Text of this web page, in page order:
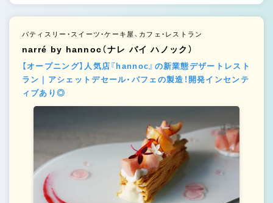
パティスリー・スイーツ・ケーキ屋、カフェ・レストラン
narré by hannoc（ナレ バイ ハノック）
【オープニング】人気店『hannoc』の新業態デザートレスト
ラン｜アシェットデセール・パフェの製造！開発インセンテ
ィブあり◎